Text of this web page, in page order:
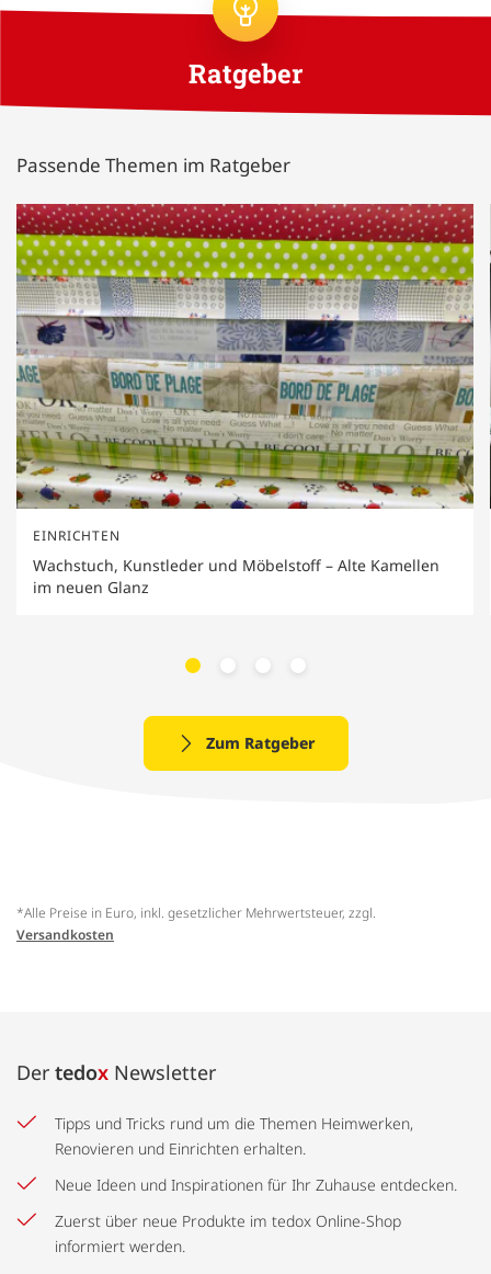
Ratgeber
Passende Themen im Ratgeber
Wachstuch, Kunstleder und Möbelstoff – Alte Kamellen
im neuen Glanz
EINRICHTEN
Zum Ratgeber
*Alle Preise in Euro, inkl. gesetzlicher Mehrwertsteuer, zzgl.
Versandkosten
Der tedox Newsletter
Tipps und Tricks rund um die Themen Heimwerken,
Renovieren und Einrichten erhalten.
Neue Ideen und Inspirationen für Ihr Zuhause entdecken.
Zuerst über neue Produkte im tedox Online-Shop
informiert werden.